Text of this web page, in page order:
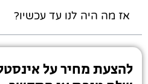
אז מה היה לנו עד עכשיו?
להצעת מחיר על